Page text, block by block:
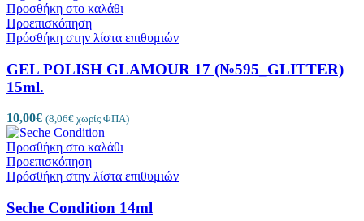
Προσθήκη στο καλάθι
Προεπισκόπηση
Πρόσθήκη στην λίστα επιθυμιών
GEL POLISH GLAMOUR 17 (№595_GLITTER)
15ml.
10,00€ (8,06€ χωρίς ΦΠΑ)
Προσθήκη στο καλάθι
Προεπισκόπηση
Πρόσθήκη στην λίστα επιθυμιών
Seche Condition 14ml